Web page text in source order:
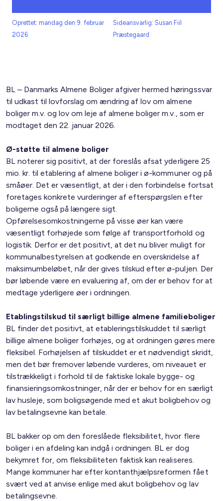
Oprettet: mandag den 9. februar
2026
Sideansvarlig: Susan Fiil
Præstegaard
BL – Danmarks Almene Boliger afgiver hermed høringssvar
til udkast til lovforslag om ændring af lov om almene
boliger m.v. og lov om leje af almene boliger m.v., som er
modtaget den 22. januar 2026.
Ø-støtte til almene boliger
BL noterer sig positivt, at der foreslås afsat yderligere 25
mio. kr. til etablering af almene boliger i ø-kommuner og på
småøer. Det er væsentligt, at der i den forbindelse fortsat
foretages konkrete vurderinger af efterspørgslen efter
boligerne også på længere sigt.
Opførelsesomkostningerne på visse øer kan være
væsentligt forhøjede som følge af transportforhold og
logistik. Derfor er det positivt, at det nu bliver muligt for
kommunalbestyrelsen at godkende en overskridelse af
maksimumbeløbet, når der gives tilskud efter ø-puljen. Der
bør løbende være en evaluering af, om der er behov for at
medtage yderligere øer i ordningen.
Etablingstilskud til særligt billige almene familieboliger
BL finder det positivt, at etableringstilskuddet til særligt
billige almene boliger forhøjes, og at ordningen gøres mere
fleksibel. Forhøjelsen af tilskuddet er et nødvendigt skridt,
men det bør fremover løbende vurderes, om niveauet er
tilstrækkeligt i forhold til de faktiske lokale bygge- og
finansieringsomkostninger, når der er behov for en særligt
lav husleje, som boligsøgende med et akut boligbehov og
lav betalingsevne kan betale.
BL bakker op om den foreslåede fleksibilitet, hvor flere
boliger i en afdeling kan indgå i ordningen. BL er dog
bekymret for, om fleksibiliteten faktisk kan realiseres.
Mange kommuner har efter kontanthjælpsreformen fået
svært ved at anvise enlige med akut boligbehov og lav
betalingsevne.